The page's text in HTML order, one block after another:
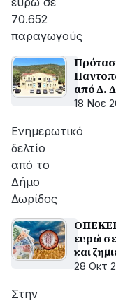
70.652
παραγωγούς
από Δ.
18 Νοε
Ενημερωτικό
δελτίο
από το
Δήμο
Δωρίδος
ευρώ
και
28 Οκτ
Στην